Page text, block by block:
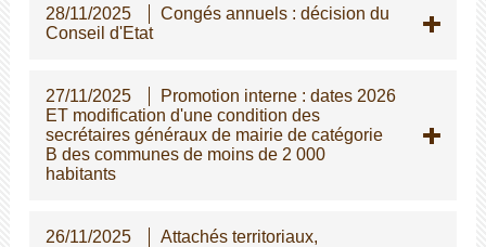
28/11/2025
Congés annuels : décision du
Conseil d'Etat
27/11/2025
Promotion interne : dates 2026
ET modification d'une condition des
secrétaires généraux de mairie de catégorie
B des communes de moins de 2 000
habitants
26/11/2025
Attachés territoriaux,